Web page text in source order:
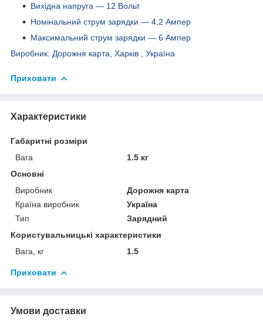
Вихідна напруга ― 12 Вольт
Номінальний струм зарядки ― 4,2 Ампер
Максимальний струм зарядки ― 6 Ампер
Виробник: Дорожня карта, Харків , Україна
Приховати
Характеристики
Габаритні розміри
Вага
1.5 кг
Основні
Виробник
Дорожня карта
Країна виробник
Україна
Тип
Зарядний
Користувальницькі характеристики
Вага, кг
1.5
Приховати
Умови доставки